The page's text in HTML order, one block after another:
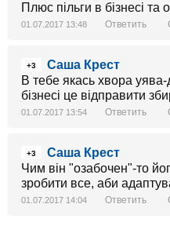
Плюс пільги в бізнесі та
01.07.2017 13:48 Ответить
+3
Саша Крест
В тебе якась хвора уява-
бізнесі це відправити
01.07.2017 13:54 Ответить
+3
Саша Крест
Чим він "озабочен"-то
зробити все, аби
01.07.2017 14:04 Ответить